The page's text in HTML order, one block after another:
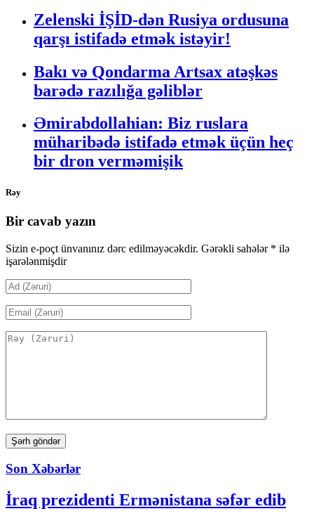
Zelenski İŞİD-dən Rusiya ordusuna
qarşı istifadə etmək istəyir!
Bakı və Qondarma Artsax atəşkəs
barədə razılığa gəliblər
Əmirabdollahian: Biz ruslara
müharibədə istifadə etmək üçün heç
bir dron verməmişik
Rəy
Bir cavab yazın
Sizin e-poçt ünvanınız dərc edilməyəcəkdir. Gərəkli sahələr * ilə
işarələnmişdir
Son Xəbərlər
İraq prezidenti Ermənistana səfər edib